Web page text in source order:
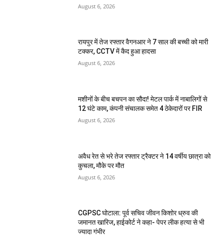
August 6, 2026
रायपुर में तेज रफ्तार वैगनआर ने 7 साल की बच्ची को मारी
टक्कर, CCTV में कैद हुआ हादसा
August 6, 2026
मशीनों के बीच बचपन का सौदा! मेटल पार्क में नाबालिगों से
12 घंटे काम, कंपनी संचालक समेत 4 ठेकेदारों पर FIR
August 6, 2026
अवैध रेत से भरे तेज रफ्तार ट्रैक्टर ने 14 वर्षीय छात्रा को
कुचला, मौके पर मौत
August 6, 2026
CGPSC घोटाला: पूर्व सचिव जीवन किशोर ध्रुव की
जमानत खारिज, हाईकोर्ट ने कहा- पेपर लीक हत्या से भी
ज्यादा गंभीर